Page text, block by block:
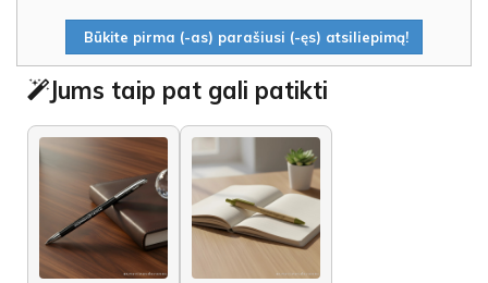
Būkite pirma (-as) parašiusi (-ęs) atsiliepimą!
Jums taip pat gali patikti